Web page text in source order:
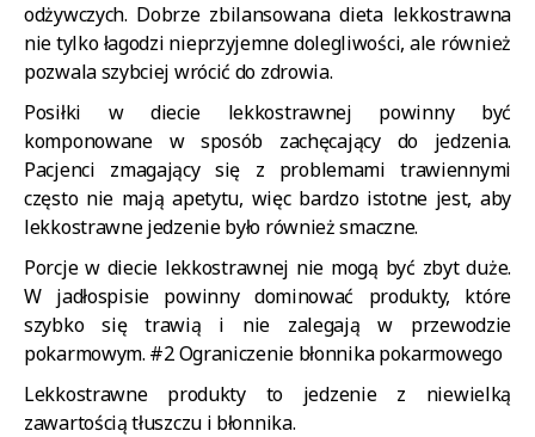
odżywczych. Dobrze zbilansowana dieta lekkostrawna
nie tylko łagodzi nieprzyjemne dolegliwości, ale również
pozwala szybciej wrócić do zdrowia.
Posiłki w diecie lekkostrawnej powinny być
komponowane w sposób zachęcający do jedzenia.
Pacjenci zmagający się z problemami trawiennymi
często nie mają apetytu, więc bardzo istotne jest, aby
lekkostrawne jedzenie było również smaczne.
Porcje w diecie lekkostrawnej nie mogą być zbyt duże.
W jadłospisie powinny dominować produkty, które
szybko się trawią i nie zalegają w przewodzie
pokarmowym. #2 Ograniczenie błonnika pokarmowego
Lekkostrawne produkty to jedzenie z niewielką
zawartością tłuszczu i błonnika.